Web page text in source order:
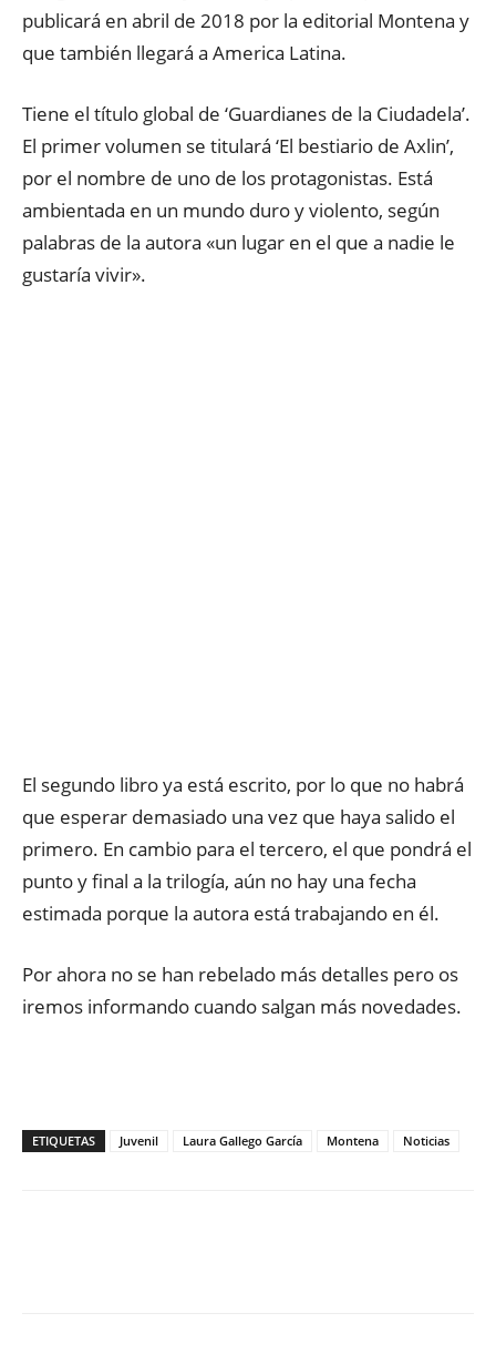
publicará en abril de 2018 por la editorial Montena y
que también llegará a America Latina.
Tiene el título global de ‘Guardianes de la Ciudadela’.
El primer volumen se titulará ‘El bestiario de Axlin’,
por el nombre de uno de los protagonistas. Está
ambientada en un mundo duro y violento, según
palabras de la autora «un lugar en el que a nadie le
gustaría vivir».
El segundo libro ya está escrito, por lo que no habrá
que esperar demasiado una vez que haya salido el
primero. En cambio para el tercero, el que pondrá el
punto y final a la trilogía, aún no hay una fecha
estimada porque la autora está trabajando en él.
Por ahora no se han rebelado más detalles pero os
iremos informando cuando salgan más novedades.
ETIQUETAS Juvenil Laura Gallego García Montena Noticias